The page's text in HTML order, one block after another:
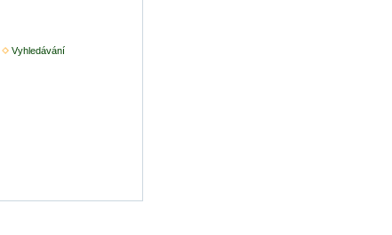
Vyhledávání